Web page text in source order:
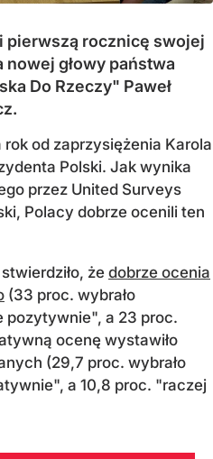
pierwszą rocznicę swojej
głowy państwa
Do Rzeczy" Paweł
od zaprzysiężenia Karola
Polski. Jak wynika
przez United Surveys
Polacy dobrze ocenili ten
że dobrze ocenia
(33 proc. wybrało
pozytywnie", a 23 proc.
ocenę wystawiło
(29,7 proc. wybrało
a 10,8 proc. "raczej